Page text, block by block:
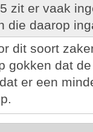
zit er vaak
die daarop
dit soort
gokken dat
er een